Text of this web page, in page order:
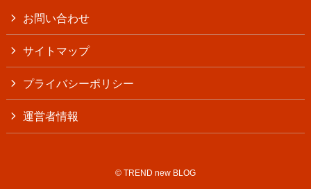
お問い合わせ
サイトマップ
プライバシーポリシー
運営者情報
© TREND new BLOG